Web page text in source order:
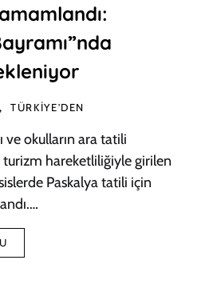
TÜRKIYE'DEN
ve okulların ara tatili
turizm hareketliliğiyle girilen
Paskalya tatili için